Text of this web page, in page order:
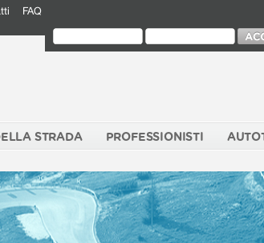
FAQ
STRADA PROFESSIONISTI